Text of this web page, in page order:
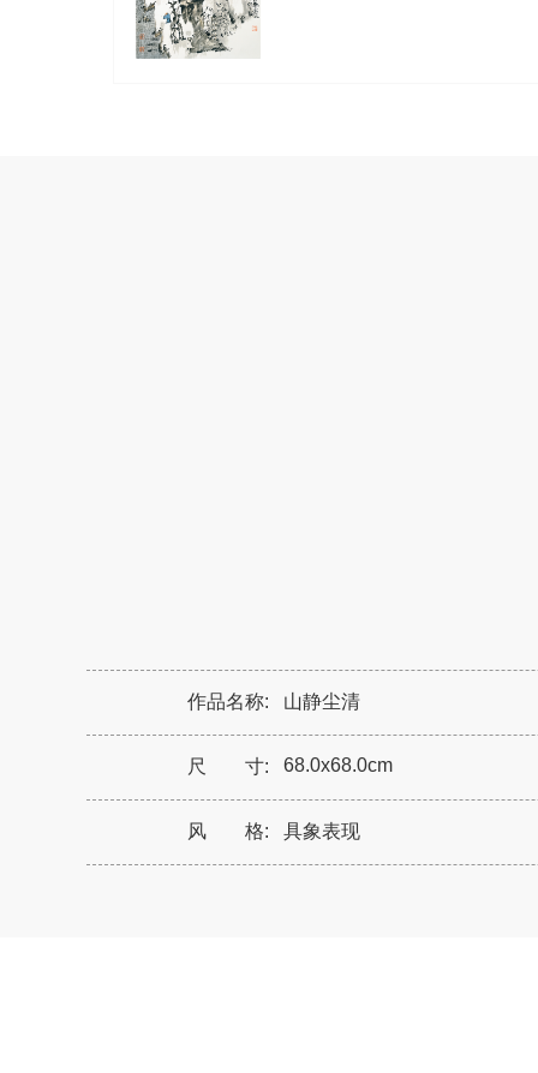
作品名称: 山静尘清
尺 寸: 68.0x68.0cm
风 格: 具象表现